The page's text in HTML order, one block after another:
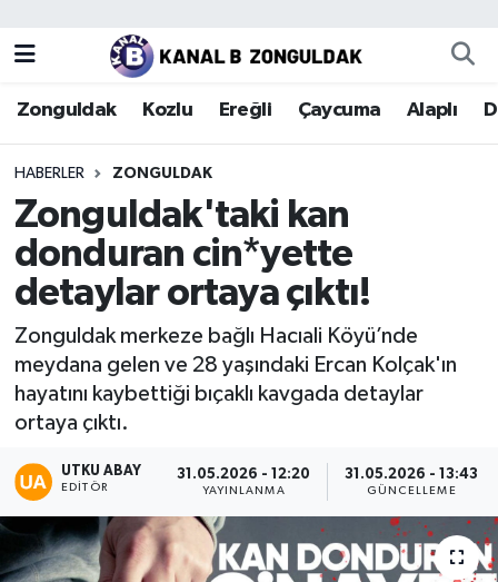
Zonguldak Kozlu Ereğli Çaycuma Alaplı
HABERLER ZONGULDAK
Zonguldak'taki kan
donduran cin*yette
detaylar ortaya çıktı!
Zonguldak merkeze bağlı Hacıali Köyü’nde
meydana gelen ve 28 yaşındaki Ercan Kolçak'ın
hayatını kaybettiği bıçaklı kavgada detaylar
ortaya çıktı.
UTKU ABAY
EDITÖR
31.05.2026 - 12:20
YAYINLANMA
31.05.2026 - 13:43
GÜNCELLEME
Zonguldak
Kozlu
Çaycuma
Alaplı
Devrek
Gökçebey
Bartın
Karabük
Zonguldak Nöbetçi Eczaneler
Zonguldak Hava Durumu
Zonguldak Trafik Yoğunluk Haritası
Puan Durumu ve Fikstür
Tüm Manşetler
Son Dakika Haberleri
Haber Arşivi